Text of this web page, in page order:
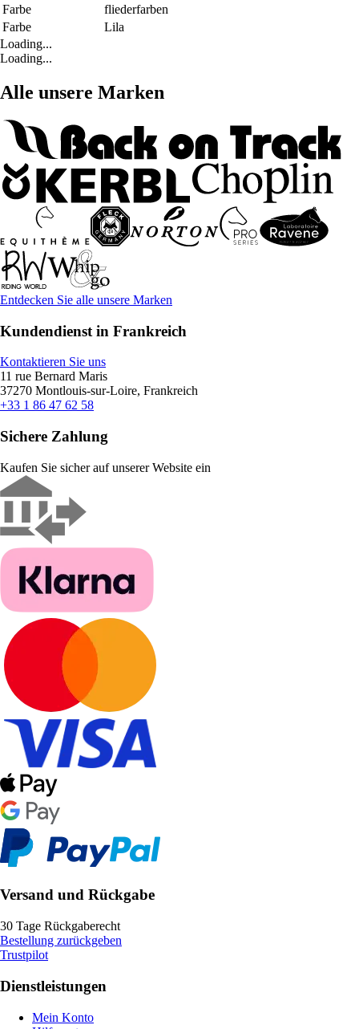
Farbe
fliederfarben
Farbe
Lila
Loading...
Loading...
Alle unsere Marken
Entdecken Sie alle unsere Marken
Kundendienst in Frankreich
Kontaktieren Sie uns
11 rue Bernard Maris
37270 Montlouis-sur-Loire, Frankreich
+33 1 86 47 62 58
Sichere Zahlung
Kaufen Sie sicher auf unserer Website ein
Versand und Rückgabe
30 Tage Rückgaberecht
Bestellung zurückgeben
Trustpilot
Dienstleistungen
Mein Konto